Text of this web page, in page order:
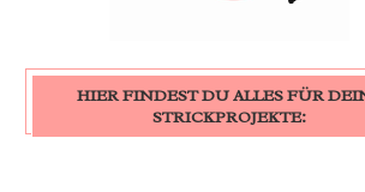
HIER FINDEST DU ALLES FÜR
STRICKPROJEKTE: